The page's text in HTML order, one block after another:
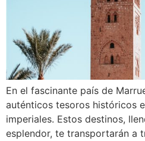
En el fascinante país de
auténticos tesoros históricos
imperiales. Estos destinos,
esplendor, te transportarán a